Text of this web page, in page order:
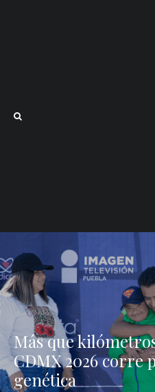
Más que
CDMX 2026 corre
genética